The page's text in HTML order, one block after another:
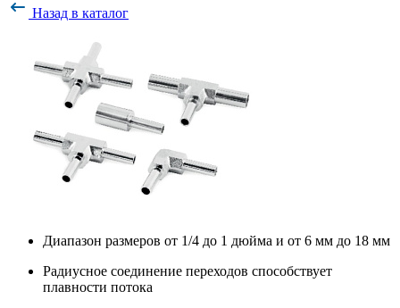
Назад в каталог
Диапазон размеров от 1/4 до 1 дюйма и от 6 мм до 18 мм
Радиусное соединение переходов способствует
плавности потока